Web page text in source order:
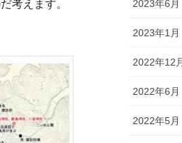
考えます。
2023年6月
2023年1月
2022年12
2022年6月
2022年5月